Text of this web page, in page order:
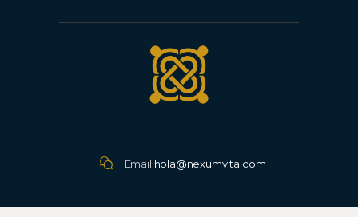
Email:hola@nexumvita.com